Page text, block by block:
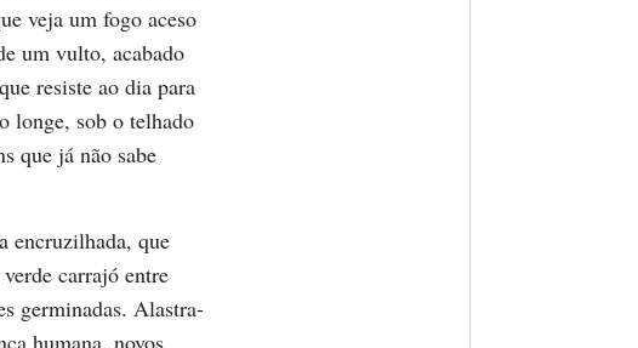
veja um fogo aceso
um vulto, acabado
resiste ao dia para
longe, sob o telhado
que já não sabe
encruzilhada, que
carrajó entre
germinadas. Alastra-
humana, novos